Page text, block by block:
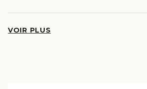
VOIR PLUS